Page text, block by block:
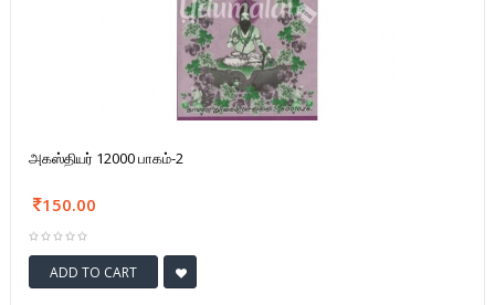
அகஸ்தியர் 12000 பாகம்-2
150.00
ADD TO CART